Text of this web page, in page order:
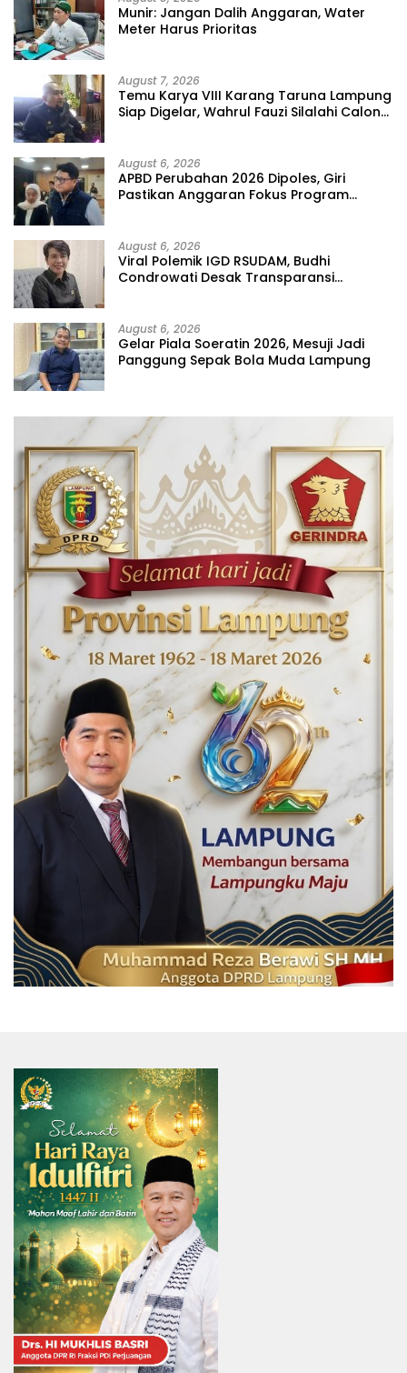
Munir: Jangan Dalih Anggaran, Water
Meter Harus Prioritas
August 7, 2026
Temu Karya VIII Karang Taruna Lampung
Siap Digelar, Wahrul Fauzi Silalahi Calon
August 6, 2026
APBD Perubahan 2026 Dipoles, Giri
Pastikan Anggaran Fokus Program
August 6, 2026
Viral Polemik IGD RSUDAM, Budhi
Condrowati Desak Transparansi
August 6, 2026
Gelar Piala Soeratin 2026, Mesuji Jadi
Panggung Sepak Bola Muda Lampung